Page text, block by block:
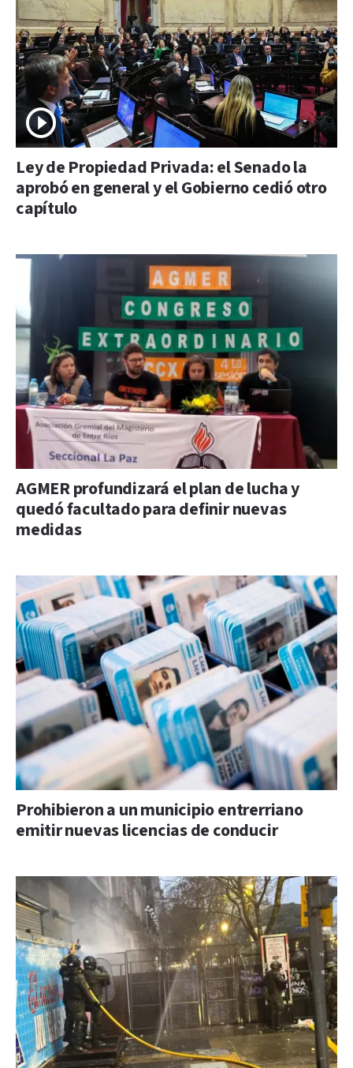
Ley de Propiedad Privada: el Senado la
aprobó en general y el Gobierno cedió otro
capítulo
AGMER profundizará el plan de lucha y
quedó facultado para definir nuevas
medidas
Prohibieron a un municipio entrerriano
emitir nuevas licencias de conducir